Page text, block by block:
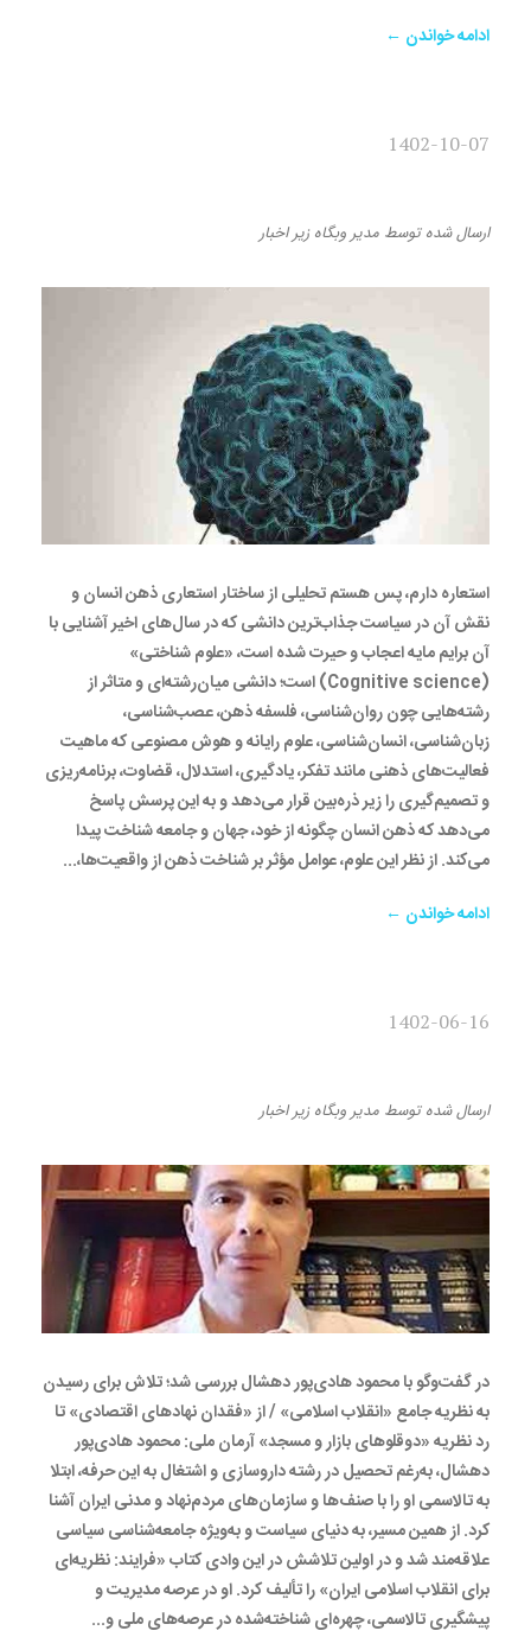
ادامه خواندن ←
1402-10-07
ارسال شدهتوسط مدیر وبگاه زیراخبار
استعاره دارم، پس هستم تحلیلی از ساختار استعاری ذهن انسان و
نقش آن در سیاست جذاب‌ترین دانشی که در سال‌های اخیر آشنایی با
آن برایم مایه اعجاب و حیرت شده است، «علوم شناختی»
(Cognitive science) است؛ دانشی میان‌رشته‌ای و متاثر از
رشته‌هایی چون روان‌شناسی، فلسفه ذهن، عصب‌شناسی،
زبان‌شناسی، انسان‌شناسی، علوم رایانه و هوش مصنوعی که ماهیت
فعالیت‌های ذهنی مانند تفکر، یادگیری، استدلال، قضاوت، برنامه‌ریزی
و تصمیم‌گیری را زیر ذره‌بین قرار می‌دهد و به این پرسش پاسخ
می‌دهد که ذهن انسان چگونه از خود، جهان و جامعه شناخت پیدا
می‌کند. از نظر این علوم، عوامل مؤثر بر شناخت ذهن از واقعیت‌ها،...
ادامه خواندن ←
1402-06-16
ارسال شدهتوسط مدیر وبگاه زیراخبار
در گفت‌وگو با محمود هادی‌پور دهشال بررسی شد؛ تلاش برای رسیدن
به نظریه جامع «انقلاب اسلامی» / از «فقدان نهادهای اقتصادی» تا
رد نظریه «دوقلوهای بازار و مسجد» آرمان ملی: محمود هادی‌پور
دهشال، به‌رغم تحصیل در رشته داروسازی و اشتغال به این حرفه، ابتلا
به تالاسمی او را با صنف‌ها و سازمان‌های مردم‌نهاد و مدنی ایران آشنا
کرد. از همین مسیر، به دنیای سیاست و به‌ویژه جامعه‌شناسی سیاسی
علاقه‌مند شد و در اولین تلاشش در این وادی کتاب «فرایند: نظریه‌ای
برای انقلاب اسلامی ایران» را تألیف کرد. او در عرصه‌ مدیریت و
پیشگیری تالاسمی، چهره‌ای شناخته‌شده در عرصه‌های ملی و...